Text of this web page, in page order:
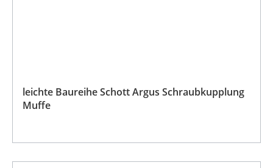
leichte Baureihe Schott Argus Schraubkupplung
Muffe